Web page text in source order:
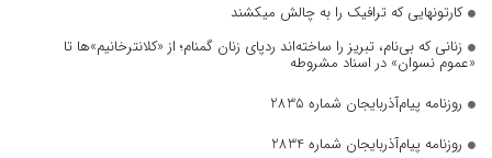
کارتونهایی که ترافیک را به چالش میکشند
زنانی که بی‌نام، تبریز را ساخته‌اند ردپای زنان گمنام؛ از «کلانترخانیم»ها تا
«عموم نسوان» در اسناد مشروطه
روزنامه پیام‌آذربایجان شماره 2835
روزنامه پیام‌آذربایجان شماره 2834